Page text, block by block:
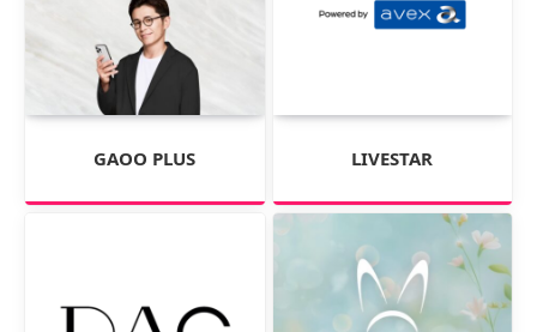
GAOO PLUS LIVESTAR